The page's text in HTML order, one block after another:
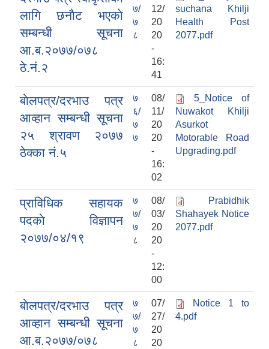
लागि छनाैट भएकाे
सम्बन्धी सूचना
आ.ब.२०७७/०७८
ठे.नं.२
७/
७
८
12/
20
20
-
16:
41
suchana Khilji
Health Post
2077.pdf
बाेलपत्र/दरभाउ पत्र
आव्हान सम्बन्धी सूचना
२५ श्रावण २०७७
ठेक्का नं‍.५
७
६/
७
७
08/
11/
20
20
-
16:
02
5_Notice of
Nuwakot Khilji
Asurkot
Motorable Road
Upgrading.pdf
प्राविधिक सहायक
पदकाे विज्ञापन
२०७७/०४/१९
७
७/
७
८
08/
03/
20
20
-
12:
00
Prabidhik
Shahayek Notice
2077.pdf
बाेलपत्र/दरभाउ पत्र
आव्हान सम्बन्धी सूचना
आ.ब.२०७७/०७८
७
७/
७
८
07/
27/
20
20
Notice 1 to
4.pdf